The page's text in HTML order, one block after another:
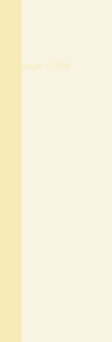
Copyright © 2026